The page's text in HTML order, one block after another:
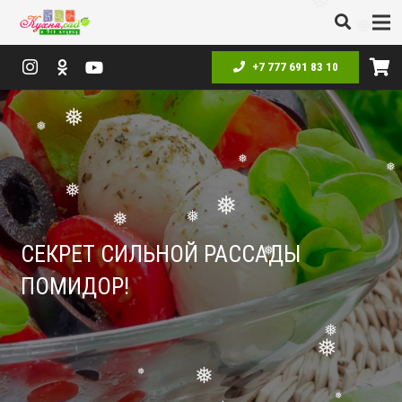
❅
❅
❅
❅
❅
❅
❅
❅ ❅
❅
❅
+7 777 691 83 10
СЕКРЕТ СИЛЬНОЙ РАССАДЫ
ПОМИДОР!